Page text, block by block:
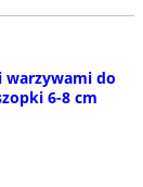
warzywami do
6-8 cm